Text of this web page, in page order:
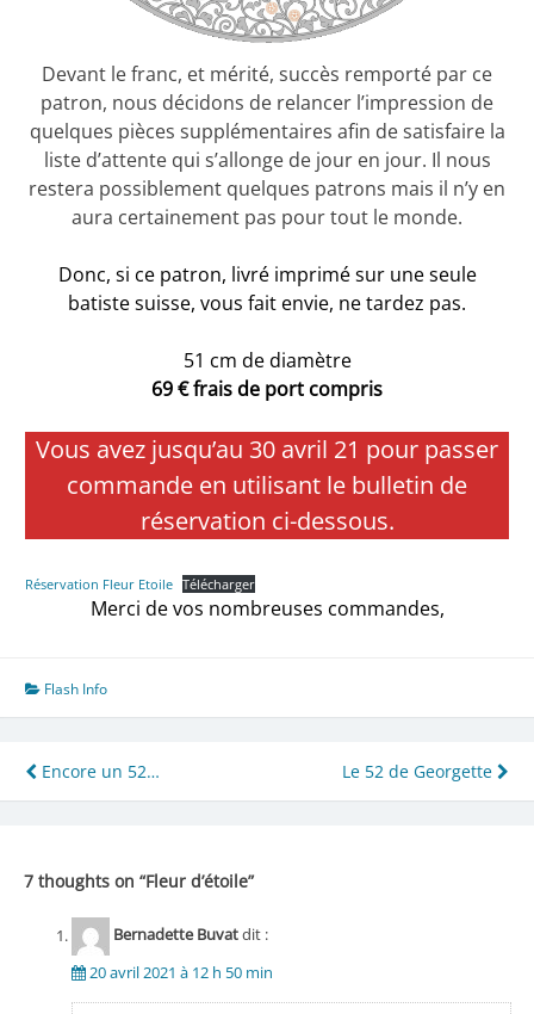
Devant le franc, et mérité, succès remporté par ce
patron, nous décidons de relancer l’impression de
quelques pièces supplémentaires afin de satisfaire la
liste d’attente qui s’allonge de jour en jour. Il nous
restera possiblement quelques patrons mais il n’y en
aura certainement pas pour tout le monde.
Donc, si ce patron, livré imprimé sur une seule
batiste suisse, vous fait envie, ne tardez pas.
51 cm de diamètre
69 € frais de port compris
Vous avez jusqu’au 30 avril 21 pour passer
commande en utilisant le bulletin de
réservation ci-dessous.
Réservation Fleur Etoile Télécharger
Merci de vos nombreuses commandes,
Flash Info
Navigation
de
Encore un 52… Le 52 de Georgette
7 thoughts on “Fleur d’étoile”
Bernadette Buvatdit :
20 avril 2021 à 12 h 50 min